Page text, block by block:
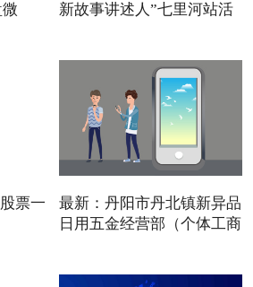
新故事讲述人”七里河站活
票一
最新：丹阳市丹北镇新异品
日用五金经营部（个体工商